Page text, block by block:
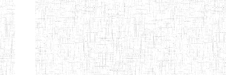
d'enseignement
secondaire
technique
et
professionnel